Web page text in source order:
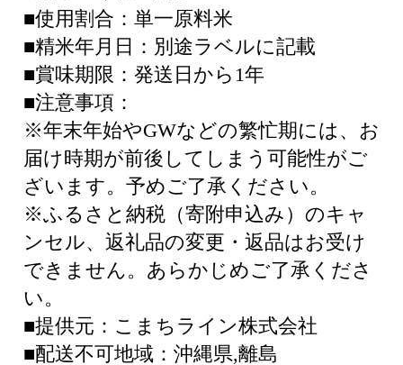
■使用割合：単一原料米
■精米年月日：別途ラベルに記載
■賞味期限：発送日から1年
■注意事項：
※年末年始やGWなどの繁忙期には、お
届け時期が前後してしまう可能性がご
ざいます。予めご了承ください。
※ふるさと納税（寄附申込み）のキャ
ンセル、返礼品の変更・返品はお受け
できません。あらかじめご了承くださ
い。
■提供元：こまちライン株式会社
■配送不可地域：沖縄県,離島